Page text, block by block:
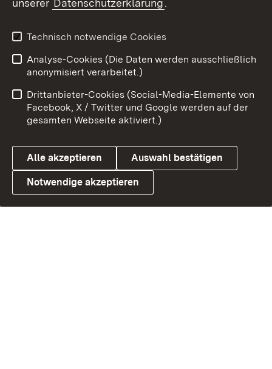
Link zum Landesportal
unserer Datenschutzerklärung.
Technisch notwendige Cookies
Analyse-Cookies (Die Daten werden ausschließlich
anonymisiert verarbeitet.)
Drittanbieter-Cookies (Social-Media-Elemente von
Facebook, X / Twitter und Google werden auf der
gesamten Webseite aktiviert.)
Alle akzeptieren Auswahl bestätigen
Notwendige akzeptieren